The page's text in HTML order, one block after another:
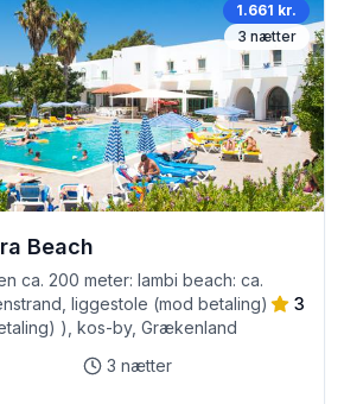
1.661 kr.
3 nætter
Beach
ca. 200 meter: lambi beach: ca.
liggestole (mod betaling)
), kos-by, Grækenland
3
3 nætter